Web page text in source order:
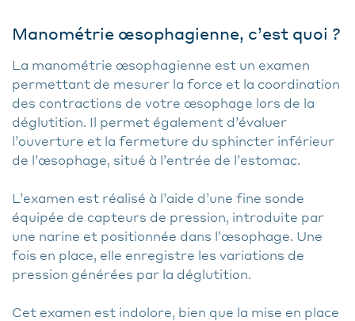
Manométrie œsophagienne, c’est quoi ?
La manométrie œsophagienne est un examen
permettant de mesurer la force et la coordination
des contractions de votre œsophage lors de la
déglutition. Il permet également d’évaluer
l’ouverture et la fermeture du sphincter inférieur
de l’œsophage, situé à l’entrée de l’estomac.
L’examen est réalisé à l’aide d’une fine sonde
équipée de capteurs de pression, introduite par
une narine et positionnée dans l’œsophage. Une
fois en place, elle enregistre les variations de
pression générées par la déglutition.
Cet examen est indolore, bien que la mise en place